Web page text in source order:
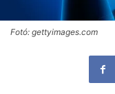
Fotó: gettyimages.com